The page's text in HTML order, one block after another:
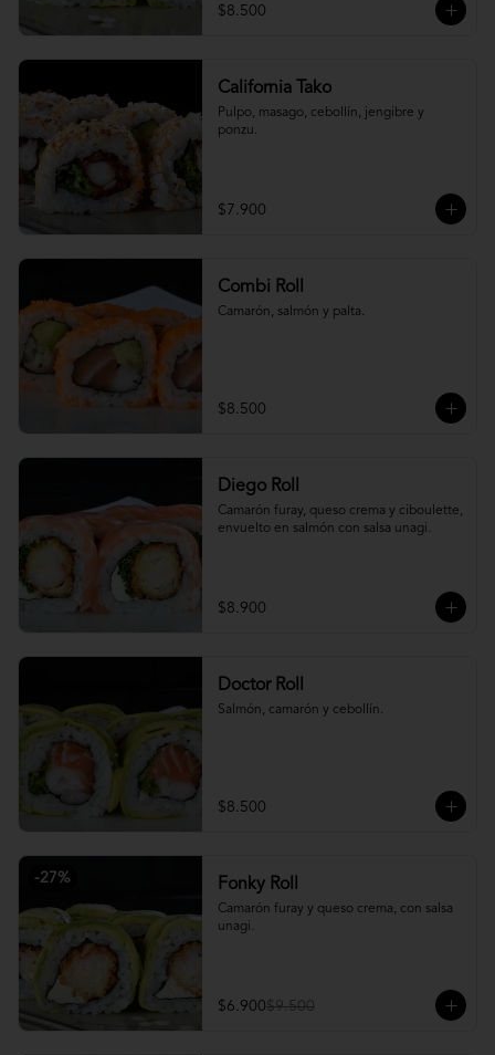
$8.500
California Tako
Pulpo, masago, cebollín, jengibre y
ponzu.
$7.900
Combi Roll
Camarón, salmón y palta.
$8.500
Diego Roll
Camarón furay, queso crema y ciboulette,
envuelto en salmón con salsa unagi.
$8.900
Doctor Roll
Salmón, camarón y cebollín.
$8.500
-27% Fonky Roll
Camarón furay y queso crema, con salsa
unagi.
$6.900$9.500